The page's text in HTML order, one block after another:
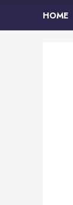
HOME